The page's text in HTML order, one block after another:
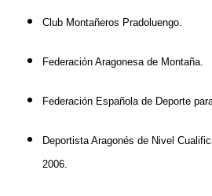
Club Montañeros Pradoluengo.
Federación Aragonesa de Montaña.
Federación Española de Deporte
Deportista Aragonés de Nivel
2006.